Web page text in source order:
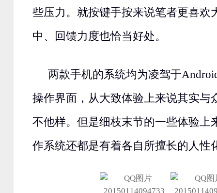
些压力。就按键手按来说笔者更喜欢
中、回馈力度也恰当好处。
两款手机的系统均为凌驾于
操作界面，从大致体验上来说其实与
不他样。但是细枝末节的一些体验上
作系统还都是有着各自所擅长的人性